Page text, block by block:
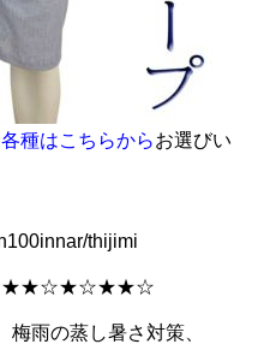
種はこちらからお選びい
thijimi
雨の蒸し暑さ対策、